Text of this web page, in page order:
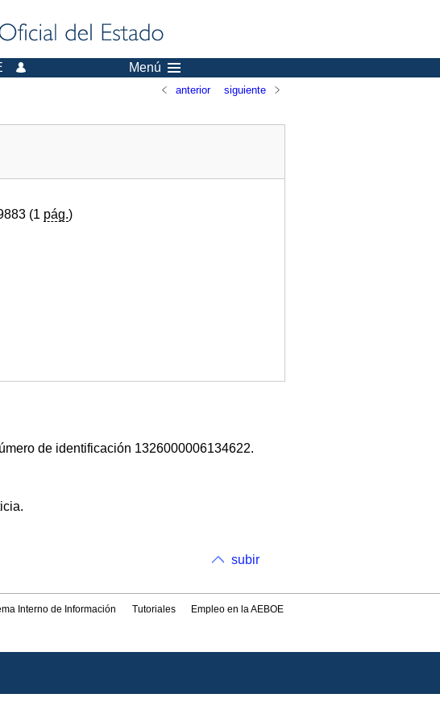
Menú
anterior siguiente
(1 pág.)
de identificación 1326000006134622.
subir
Interno de Información Tutoriales Empleo en la AEBOE